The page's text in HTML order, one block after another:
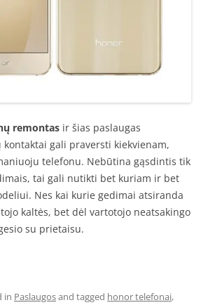
remontas ir šias paslaugas
gali praversti kiekvienam,
telefonu. Nebūtina gąsdintis tik
tai gali nutikti bet kuriam ir bet
Nes kai kurie gedimai atsiranda
kaltės, bet dėl vartotojo neatsakingo
su prietaisu.
in Paslaugosand tagged honor telefonai,